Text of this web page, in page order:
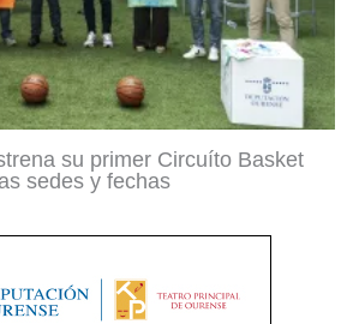
su primer Circuíto Basket
sedes y fechas